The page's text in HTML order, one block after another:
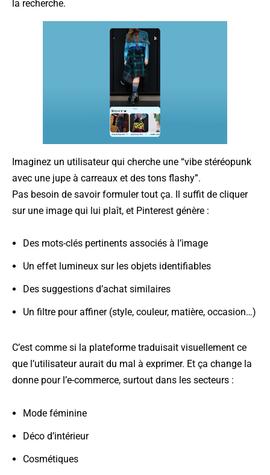
la recherche.
Imaginez un utilisateur qui cherche une “vibe stéréopunk
avec une jupe à carreaux et des tons flashy”.
Pas besoin de savoir formuler tout ça. Il suffit de cliquer
sur une image qui lui plaît, et Pinterest génère :
Des mots-clés pertinents associés à l’image
Un effet lumineux sur les objets identifiables
Des suggestions d’achat similaires
Un filtre pour affiner (style, couleur, matière, occasion…)
C’est comme si la plateforme traduisait visuellement ce
que l’utilisateur aurait du mal à exprimer. Et ça change la
donne pour l’e-commerce, surtout dans les secteurs :
Mode féminine
Déco d’intérieur
Cosmétiques